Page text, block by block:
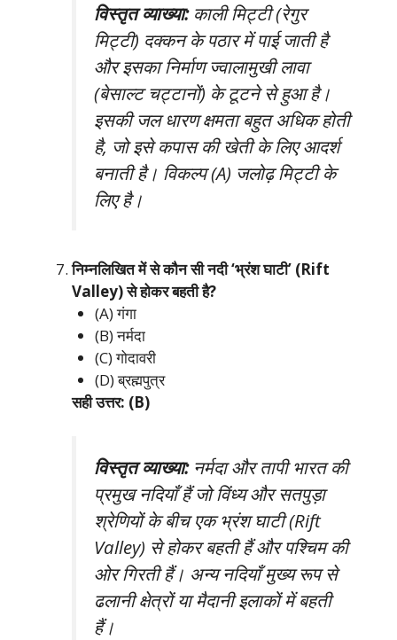
विस्तृत व्याख्या:काली मिट्टी (रेगुर
मिट्टी) दक्कन के पठार में पाई जाती है
और इसका निर्माण ज्वालामुखी लावा
(बेसाल्ट चट्टानों) के टूटने से हुआ है।
इसकी जल धारण क्षमता बहुत अधिक होती
है, जो इसे कपास की खेती के लिए आदर्श
बनाती है। विकल्प (A) जलोढ़ मिट्टी के
लिए है।
निम्नलिखित में से कौन सी नदी ‘भ्रंश घाटी’ (Rift
Valley) से होकर बहती है?
(A) गंगा
(B) नर्मदा
(C) गोदावरी
(D) ब्रह्मपुत्र
सही उत्तर: (B)
विस्तृत व्याख्या:नर्मदा और तापी भारत की
प्रमुख नदियाँ हैं जो विंध्य और सतपुड़ा
श्रेणियों के बीच एक भ्रंश घाटी (Rift
Valley) से होकर बहती हैं और पश्चिम की
ओर गिरती हैं। अन्य नदियाँ मुख्य रूप से
ढलानी क्षेत्रों या मैदानी इलाकों में बहती
हैं।